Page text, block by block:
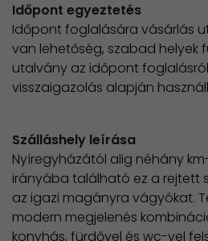
Időpont egyeztetés
Időpont foglalására vásárlás
van lehetőség, szabad helyek
utalvány az időpont
visszaigazolás alapján
Szálláshely leírása
Nyíregyházától alig néhány
irányába található ez a rejtett
az igazi magányra vágyókat.
modern megjelenés
konyhás, fürdővel és wc-vel